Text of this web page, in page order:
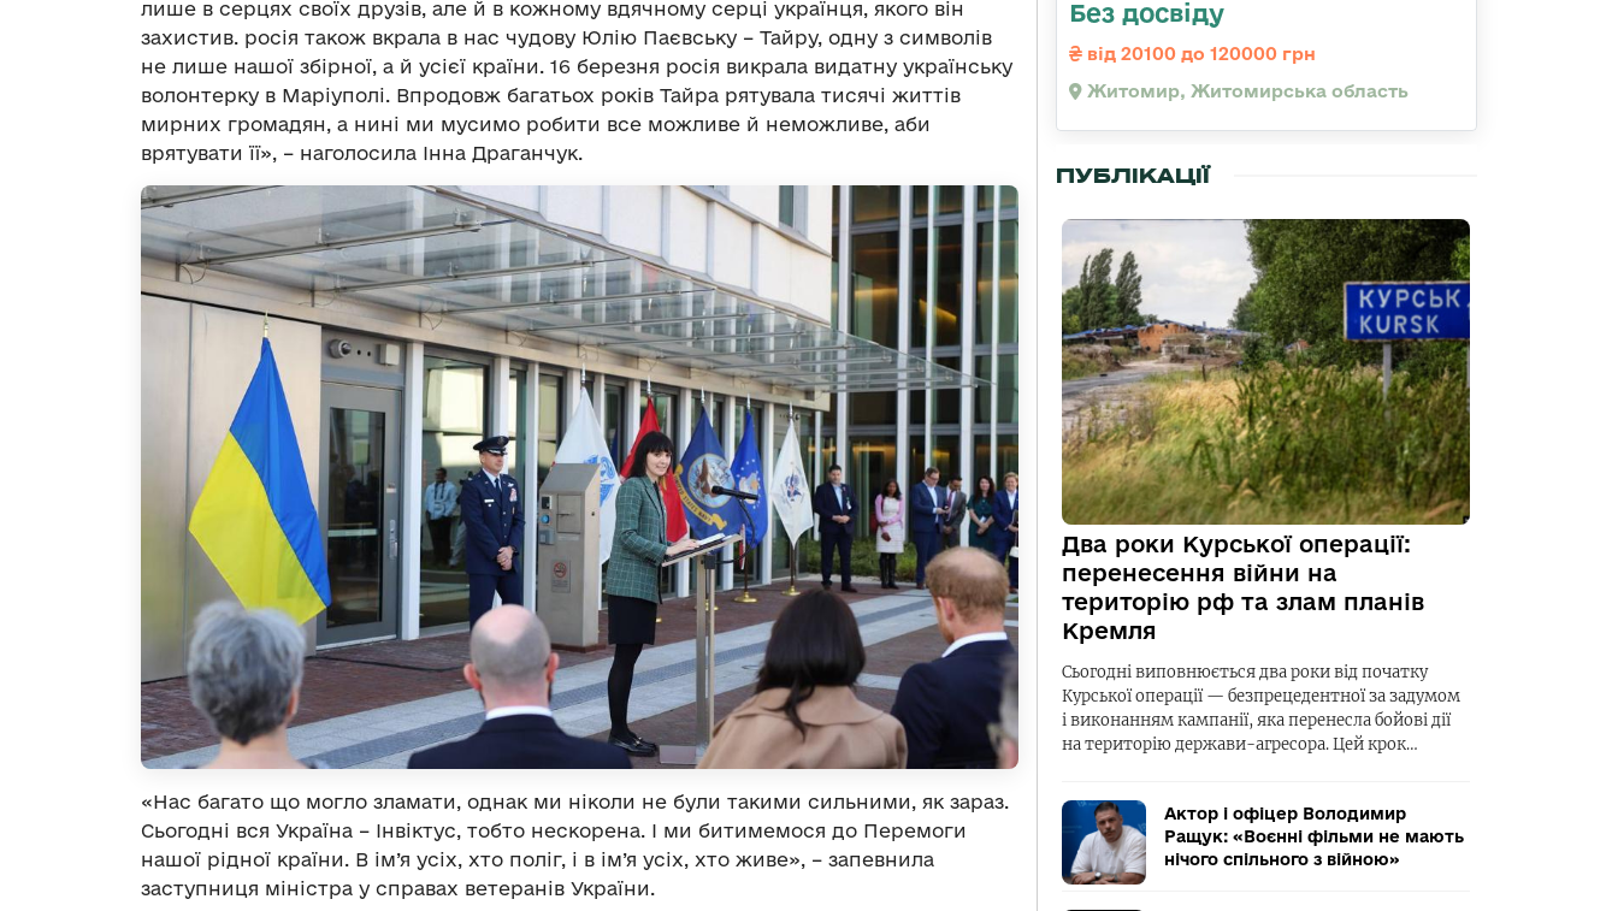
лише в серцях своїх друзів, але й в кожному вдячному серці українця, якого він
захистив. росія також вкрала в нас чудову Юлію Паєвську – Тайру, одну з символів
не лише нашої збірної, а й усієї країни. 16 березня росія викрала видатну українську
волонтерку в Маріуполі. Впродовж багатьох років Тайра рятувала тисячі життів
мирних громадян, а нині ми мусимо робити все можливе й неможливе, аби
врятувати її», – наголосила Інна Драганчук.
«Нас багато що могло зламати, однак ми ніколи не були такими сильними, як зараз.
Сьогодні вся Україна – Інвіктус, тобто нескорена. І ми битимемося до Перемоги
нашої рідної країни. В ім’я усіх, хто поліг, і в ім’я усіх, хто живе», – запевнила
заступниця міністра у справах ветеранів України.
Без досвіду
від 20100 до 120000 грн
Житомир, Житомирська область
ПУБЛІКАЦІЇ
Два роки Курської операції:
перенесення війни на
територію рф та злам планів
Кремля
Сьогодні виповнюється два роки від початку
Курської операції — безпрецедентної за задумом
і виконанням кампанії, яка перенесла бойові дії
на територію держави-агресора. Цей крок…
Актор і офіцер Володимир
Ращук: «Воєнні фільми не мають
нічого спільного з війною»